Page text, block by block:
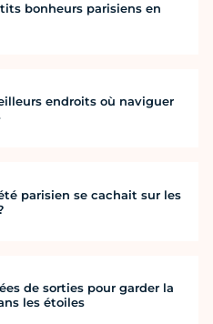
bonheurs parisiens en
endroits où naviguer
parisien se cachait sur les
de sorties pour garder la
les étoiles